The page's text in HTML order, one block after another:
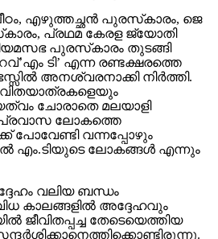
എഴുത്തച്ഛന്‍ പുരസ്‌കാരം, ജെ
പ്രഥമ കേരള ജ്യോതി
പുരസ്‌കാരം തുടങ്ങി
ടി’ എന്ന രണ്ടക്ഷരത്തെ
അനശ്വരനാക്കി നിര്‍ത്തി.
ചോരാതെ മലയാളി
പ്രവാസ ലോകത്തെ
പോവേണ്ടി വന്നപ്പോഴും
എം.ടിയുടെ ലോകങ്ങള്‍ എന്നും
വലിയ ബന്ധം
കാലങ്ങളില്‍ അദ്ദേഹവും
ജീവിതപ്പച്ച തേടെയെത്തിയ